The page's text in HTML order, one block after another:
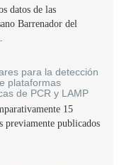
datos de las
Barrenador del
para la detección
plataformas
de PCR y LAMP
15
previamente publicados